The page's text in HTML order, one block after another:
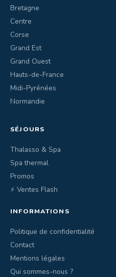
Bretagne
Centre
Corse
Grand Est
Grand Ouest
Hauts-de-France
Midi-Pyrénées
Normandie
SÉJOURS
Thalasso & Spa
Spa thermal
Promos
⚡ Ventes Flash
INFORMATIONS
Politique de confidentialité
Contact
Mentions légales
Qui sommes-nous ?